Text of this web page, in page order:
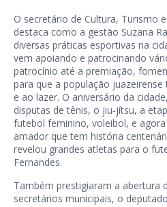
O secretário de Cultura, Turismo
destaca como a gestão Suzana
diversas práticas esportivas na
vem apoiando e patrocinando
patrocínio até a premiação,
para que a população
e ao lazer. O aniversário da
disputas de tênis, o jiu-jítsu, a
futebol feminino, voleibol, e
amador que tem história
revelou grandes atletas para o
Fernandes.
Também prestigiaram a abertura
secretários municipais, o